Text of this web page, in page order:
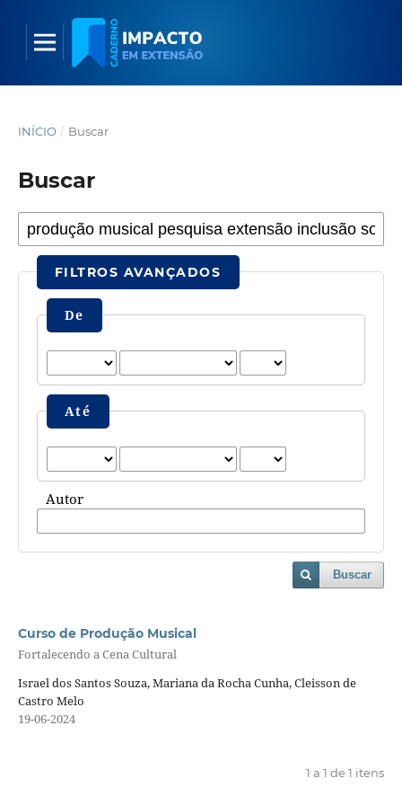
INÍCIO / Buscar
Buscar
FILTROS AVANÇADOS
De
Até
Autor
Buscar
Curso de Produção Musical
Fortalecendo a Cena Cultural
Israel dos Santos Souza, Mariana da Rocha Cunha, Cleisson de
Castro Melo
19-06-2024
1 a 1 de 1 itens